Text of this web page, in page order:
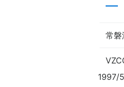
—
常磐
1997/